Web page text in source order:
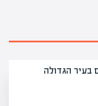
בעיר הגדולה